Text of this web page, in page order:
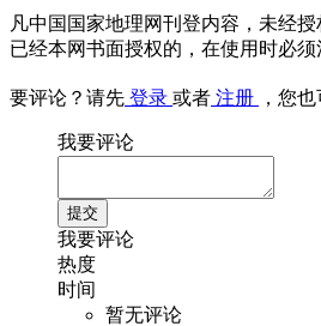
凡中国国家地理网刊登内容，未经
已经本网书面授权的，在使用时必
要评论？请先 登录 或者 注册 ，您
我要评论
我要评论
热度
时间
暂无评论